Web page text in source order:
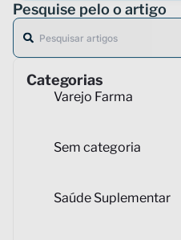
Pesquise pelo o artigo
Categorias
Varejo Farma
Sem categoria
Saúde Suplementar